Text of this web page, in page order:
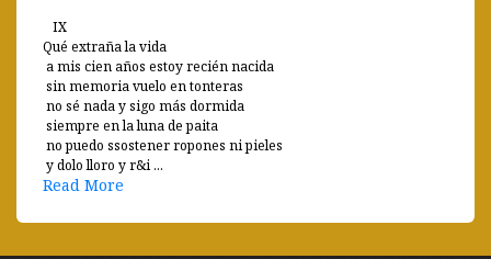
IX
Qué extraña la vida
a mis cien años estoy recién nacida
sin memoria vuelo en tonteras
no sé nada y sigo más dormida
siempre en la luna de paita
no puedo ssostener ropones ni pieles
y dolo lloro y r&i ...
Read More